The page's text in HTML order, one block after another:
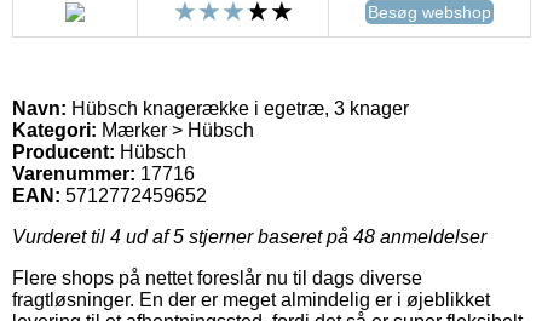
Besøg webshop
Navn: Hübsch knagerække i egetræ, 3 knager
Kategori: Mærker > Hübsch
Producent: Hübsch
Varenummer: 17716
EAN: 5712772459652
Vurderet til 4 ud af 5 stjerner baseret på 48 anmeldelser
Flere shops på nettet foreslår nu til dags diverse
fragtløsninger. En der er meget almindelig er i øjeblikket